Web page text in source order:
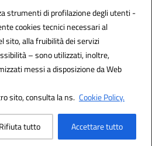
strumenti di profilazione degli utenti -
cookies tecnici necessari al
sito, alla fruibilità dei servizi
– sono utilizzati, inoltre,
messi a disposizione da Web
sito, consulta la ns. Cookie Policy.
Rifiuta tutto Accettare tutto
(IPA): icamm
UF8WE6
by 3D Solution S.r.l.
by Designers Italia